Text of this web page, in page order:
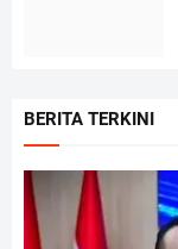
BERITA TERKINI